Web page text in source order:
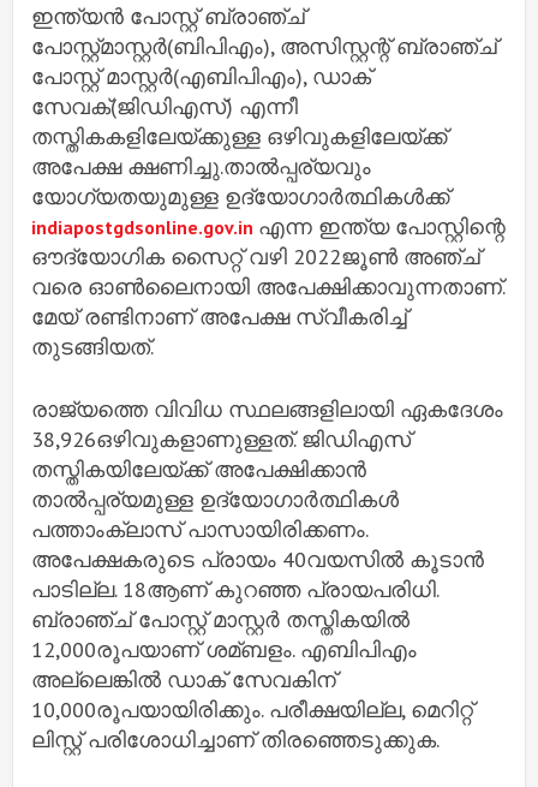
ഇന്ത്യന്‍ പോസ്റ്റ് ബ്രാഞ്ച്
പോസ്റ്റ്മാസ്റ്റര്‍(ബിപിഎം), അസിസ്റ്റന്റ് ബ്രാഞ്ച്
പോസ്റ്റ് മാസ്റ്റര്‍(എബിപിഎം), ഡാക്
സേവക്(ജി‌ഡിഎസ്) എന്നീ
തസ്തികകളിലേയ്ക്കുള്ള ഒഴിവുകളിലേയ്ക്ക്
അപേക്ഷ ക്ഷണിച്ചു.താല്‍പ്പര്യവും
യോഗ്യതയുമുള്ള ഉദ്യോഗാര്‍ത്ഥികള്‍ക്ക്
indiapostgdsonline.gov.in എന്ന ഇന്ത്യ പോസ്റ്റിന്റെ
ഔദ്യോഗിക സൈറ്റ് വഴി 2022ജൂണ്‍ അഞ്ച്
വരെ ഓണ്‍ലൈനായി അപേക്ഷിക്കാവുന്നതാണ്.
മേയ് രണ്ടിനാണ് അപേക്ഷ സ്വീകരിച്ച്‌
തുടങ്ങിയത്.
രാജ്യത്തെ വിവിധ സ്ഥലങ്ങളിലായി ഏകദേശം
38,926ഒഴിവുകളാണുള്ളത്. ജിഡിഎസ്
തസ്തികയിലേയ്ക്ക് അപേക്ഷിക്കാന്‍
താല്‍പ്പര്യമുള്ള ഉദ്യോഗാര്‍ത്ഥികള്‍
പത്താംക്ലാസ് പാസായിരിക്കണം.
അപേക്ഷകരുടെ പ്രായം 40വയസില്‍ കൂടാന്‍
പാടില്ല. 18ആണ് കുറഞ്ഞ പ്രായപരിധി.
ബ്രാഞ്ച് പോസ്റ്റ് മാസ്റ്റര്‍ തസ്തികയില്‍
12,000രൂപയാണ് ശമ്ബളം. എബിപിഎം
അല്ലെങ്കില്‍ ഡാക് സേവകിന്
10,000രൂപയായിരിക്കും. പരീക്ഷയില്ല, മെറിറ്റ്
ലിസ്റ്റ് പരിശോധിച്ചാണ് തിരഞ്ഞെടുക്കുക.